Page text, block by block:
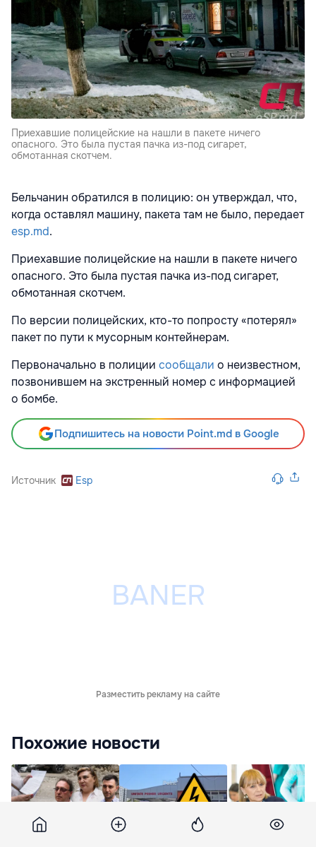
Приехавшие полицейские на нашли в пакете ничего
опасного. Это была пустая пачка из-под сигарет,
обмотанная скотчем.
Бельчанин обратился в полицию: он утверждал, что,
когда оставлял машину, пакета там не было, передает
esp.md.
Приехавшие полицейские на нашли в пакете ничего
опасного. Это была пустая пачка из-под сигарет,
обмотанная скотчем.
По версии полицейских, кто-то попросту «потерял»
пакет по пути к мусорным контейнерам.
Первоначально в полиции сообщали о неизвестном,
позвонившем на экстренный номер с информацией
о бомбе.
Подпишитесь на новости Point.md в Google
Источник Esp
Разместить рекламу на сайте
Похожие новости
Жители Бельц: ДайтеПогибшая от удара
Немеренко: